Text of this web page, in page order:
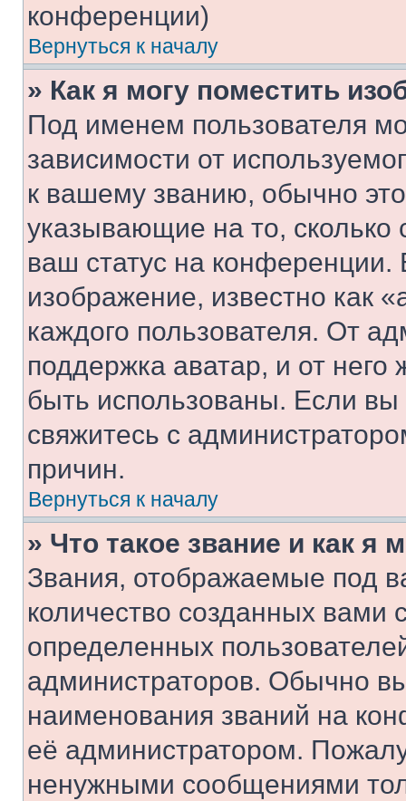
конференции)
Вернуться к началу
» Как я могу поместить
Под именем пользователя
зависимости от
к вашему званию, обычно это
указывающие на то,
ваш статус на
изображение, известно как
каждого пользователя. От
поддержка аватар, и от него
быть использованы. Если
свяжитесь с
причин.
Вернуться к началу
» Что такое звание и как я
Звания, отображаемые под
количество созданных
определенных
администраторов. Обычно
наименования званий на
её администратором.
ненужными сообщениями